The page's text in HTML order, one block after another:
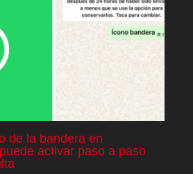
de la bandera en
activar paso a paso